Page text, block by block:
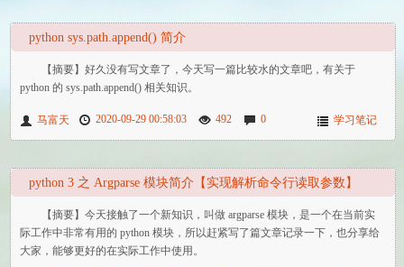
python sys.path.append() 简介
【摘要】好久没有写文章了，今天写一篇比较水的文章吧，有关于
python 的 sys.path.append() 相关知识。
2020-09-29 00:58:03 492 0 学习笔记
马富天
python 3 之 Argparse 模块简介【实现解析命令行读取参数】
【摘要】今天接触了一个新知识，叫做 argparse 模块，是一个在当前实
际工作中非常有用的 python 模块，所以赶紧写了篇文章记录一下，也分享给
大家，能够更好的在实际工作中使用。